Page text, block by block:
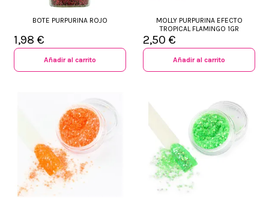
BOTE PURPURINA ROJO
1,98 €
Añadir al carrito
MOLLY PURPURINA EFECTO
TROPICAL FLAMINGO 1GR
2,50 €
Añadir al carrito